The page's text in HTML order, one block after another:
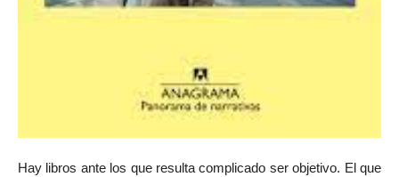
Hay libros ante los que resulta complicado ser objetivo. El que